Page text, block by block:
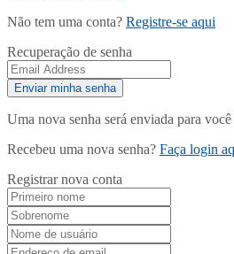
Não tem uma conta? Registre-se aqui
Recuperação de senha
Uma nova senha será enviada para
Recebeu uma nova senha? Faça login
Registrar nova conta